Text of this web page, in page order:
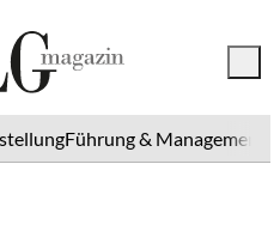
Führung & Management